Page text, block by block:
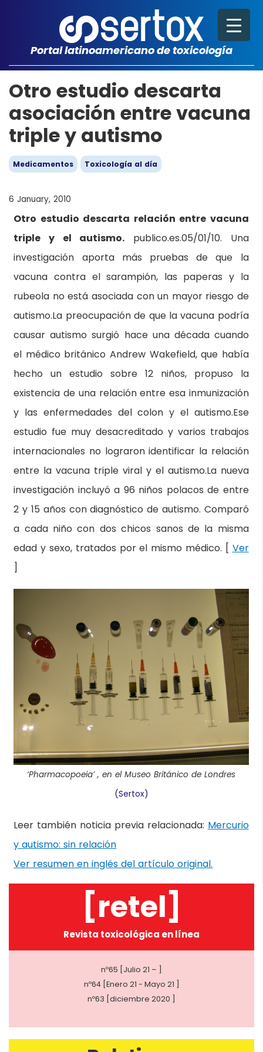
Portal latinoamericano de toxicología
Otro estudio descarta
asociación entre vacuna
triple y autismo
Medicamentos Toxicología al día
6 January, 2010
Otro estudio descarta relación entre vacuna
triple y el autismo. publico.es.05/01/10. Una
investigación aporta más pruebas de que la
vacuna contra el sarampión, las paperas y la
rubeola no está asociada con un mayor riesgo de
autismo.La preocupación de que la vacuna podría
causar autismo surgió hace una década cuando
el médico británico Andrew Wakefield, que había
hecho un estudio sobre 12 niños, propuso la
existencia de una relación entre esa inmunización
y las enfermedades del colon y el autismo.Ese
estudio fue muy desacreditado y varios trabajos
internacionales no lograron identificar la relación
entre la vacuna triple viral y el autismo.La nueva
investigación incluyó a 96 niños polacos de entre
2 y 15 años con diagnóstico de autismo. Comparó
a cada niño con dos chicos sanos de la misma
edad y sexo, tratados por el mismo médico. [ Ver
]
‘Pharmacopoeia’ , en el Museo Británico de Londres
(Sertox)
Leer también noticia previa relacionada: Mercurio
y autismo: sin relación
Ver resumen en inglés del artículo original.
[retel]
Revista toxicológica en línea
nº65 [Julio 21 – ]
nº64 [Enero 21 - Mayo 21 ]
nº63 [diciembre 2020 ]